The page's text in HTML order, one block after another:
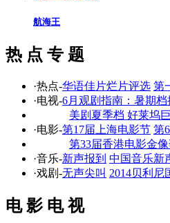
航海王
热 点 专 题
·热点-华语佳片烂片评选 第
·电视-6月观剧指南：暑期
美剧夏季档 好莱坞
·电影-第17届上海电影节 第
第33届香港电影金
·音乐-新声报到 中国音乐新
·戏剧-无声尖叫 2014贝利尼
电 影 电 视